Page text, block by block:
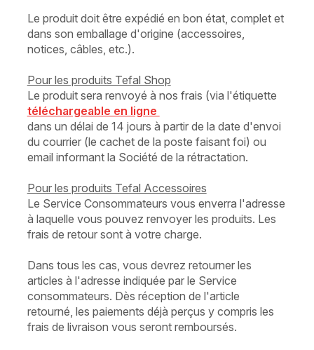
Le produit doit être expédié en bon état, complet et
dans son emballage d'origine (accessoires,
notices, câbles, etc.).
Pour les produits Tefal Shop
Le produit sera renvoyé à nos frais (via l'étiquette
téléchargeable en ligne
dans un délai de 14 jours à partir de la date d'envoi
du courrier (le cachet de la poste faisant foi) ou
email informant la Société de la rétractation.
Pour les produits Tefal Accessoires
Le Service Consommateurs vous enverra l'adresse
à laquelle vous pouvez renvoyer les produits. Les
frais de retour sont à votre charge.
Dans tous les cas, vous devrez retourner les
articles à l'adresse indiquée par le Service
consommateurs. Dès réception de l'article
retourné, les paiements déjà perçus y compris les
frais de livraison vous seront remboursés.